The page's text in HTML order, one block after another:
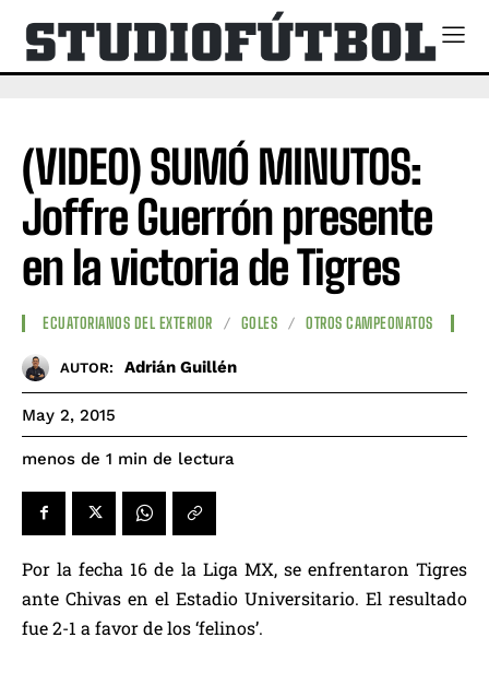
(VIDEO) SUMÓ MINUTOS:
Joffre Guerrón presente
en la victoria de Tigres
ECUATORIANOS DEL EXTERIOR GOLES OTROS CAMPEONATOS
AUTOR: Adrián Guillén
May 2, 2015
menos de 1 min de lectura
Por la fecha 16 de la Liga MX, se enfrentaron Tigres
ante Chivas en el Estadio Universitario. El resultado
fue 2-1 a favor de los ‘felinos’.